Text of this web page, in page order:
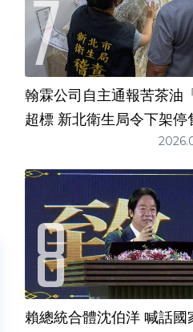
翰霖公司自主通報苦茶油
超標 新北衛生局令下架停
賴總統合體沈伯洋 喊話國